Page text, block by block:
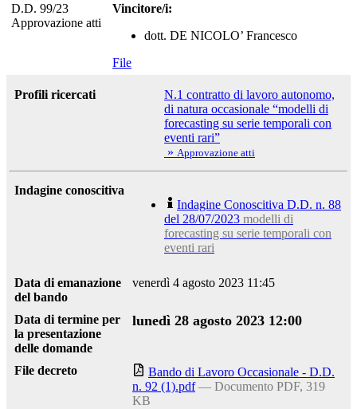
D.D. 99/23
Approvazione atti
Vincitore/i:
dott. DE NICOLO’ Francesco
File
Profili ricercati
N.1 contratto di lavoro autonomo,
di natura occasionale “modelli di
forecasting su serie temporali con
eventi rari”
» Approvazione atti
Indagine conoscitiva
Indagine Conoscitiva D.D. n. 88
del 28/07/2023 modelli di
forecasting su serie temporali con
eventi rari
Data di emanazione
del bando
venerdì 4 agosto 2023 11:45
Data di termine per
la presentazione
delle domande
lunedì 28 agosto 2023 12:00
File decreto
Bando di Lavoro Occasionale - D.D.
n. 92 (1).pdf — Documento PDF, 319
KB